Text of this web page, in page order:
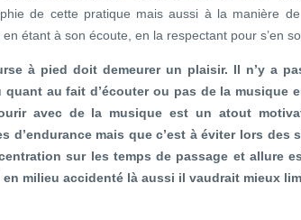
de cette pratique mais aussi à la manière
en étant à son écoute, en la respectant pour s’en
à pied doit demeurer un plaisir. Il n’y a
quant au fait d’écouter ou pas de la musique
avec de la musique est un atout
d’endurance mais que c’est à éviter lors des
sur les temps de passage et allure
en milieu accidenté là aussi il vaudrait mieux